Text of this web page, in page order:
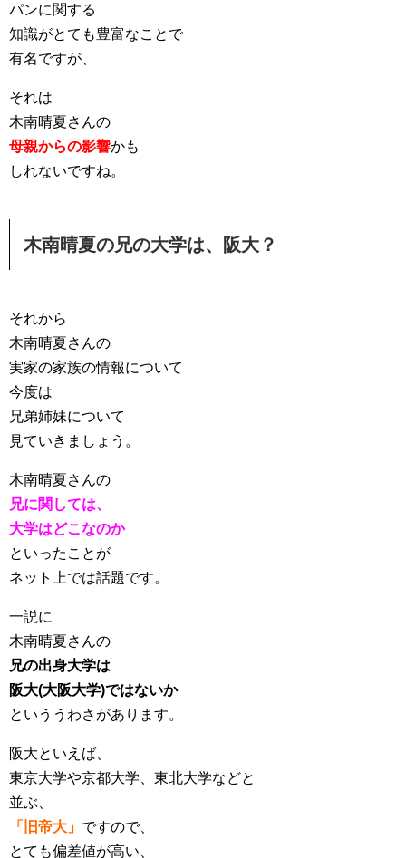
パンに関する
知識がとても豊富なことで
有名ですが、
それは
木南晴夏さんの
母親からの影響かも
しれないですね。
木南晴夏の兄の大学は、阪大？
それから
木南晴夏さんの
実家の家族の情報について
今度は
兄弟姉妹について
見ていきましょう。
木南晴夏さんの
兄に関しては、
大学はどこなのか
といったことが
ネット上では話題です。
一説に
木南晴夏さんの
兄の出身大学は
阪大(大阪大学)ではないか
といううわさがあります。
阪大といえば、
東京大学や京都大学、東北大学などと
並ぶ、
「旧帝大」 ですので、
とても偏差値が高い、